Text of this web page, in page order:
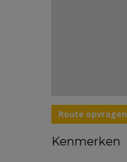
Route opvragen
Kenmerken